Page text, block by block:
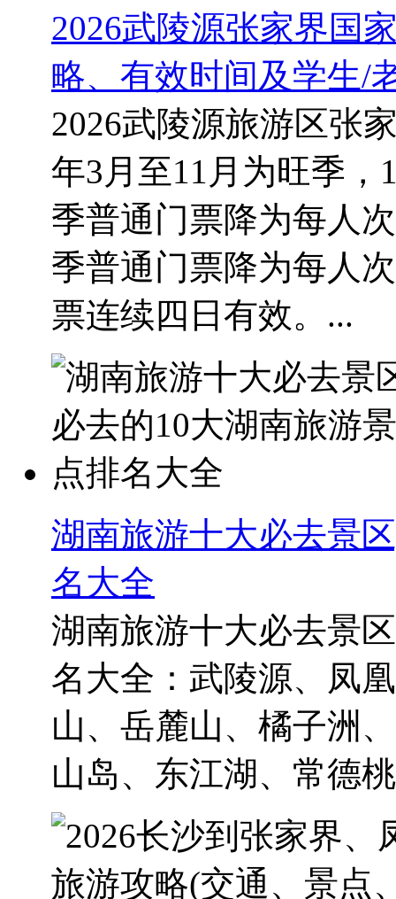
2026武陵源张家界国
略、有效时间及学生/
2026武陵源旅游区张
年3月至11月为旺季，
季普通门票降为每人
季普通门票降为每人
票连续四日有效。...
湖南旅游十大必去景
名大全
湖南旅游十大必去景
名大全：武陵源、凤
山、岳麓山、橘子洲
山岛、东江湖、常德